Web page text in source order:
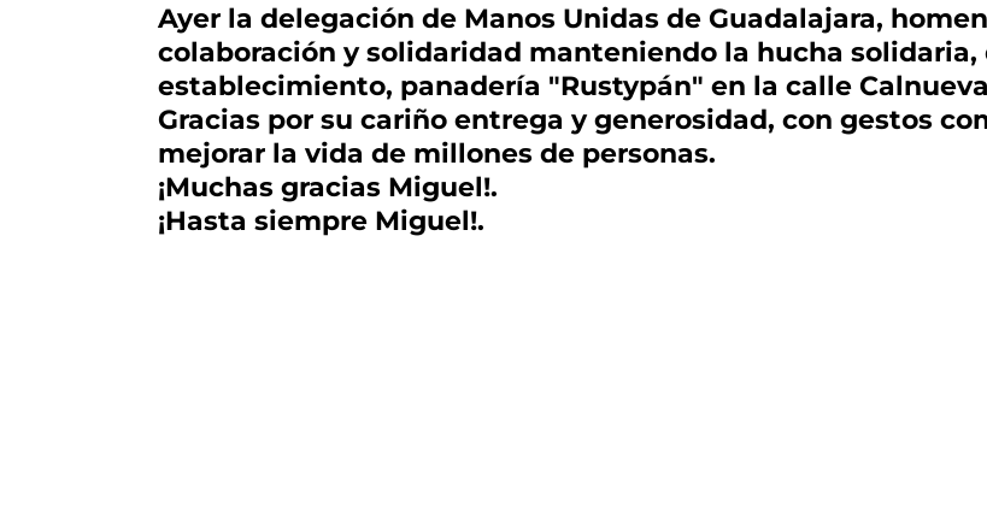
Ayer la delegación de Manos Unidas de Guadalajara,
colaboración y solidaridad manteniendo la hucha solidaria,
establecimiento, panadería "Rustypán" en la calle
Gracias por su cariño entrega y generosidad, con gestos
mejorar la vida de millones de personas.
¡Muchas gracias Miguel!.
¡Hasta siempre Miguel!.